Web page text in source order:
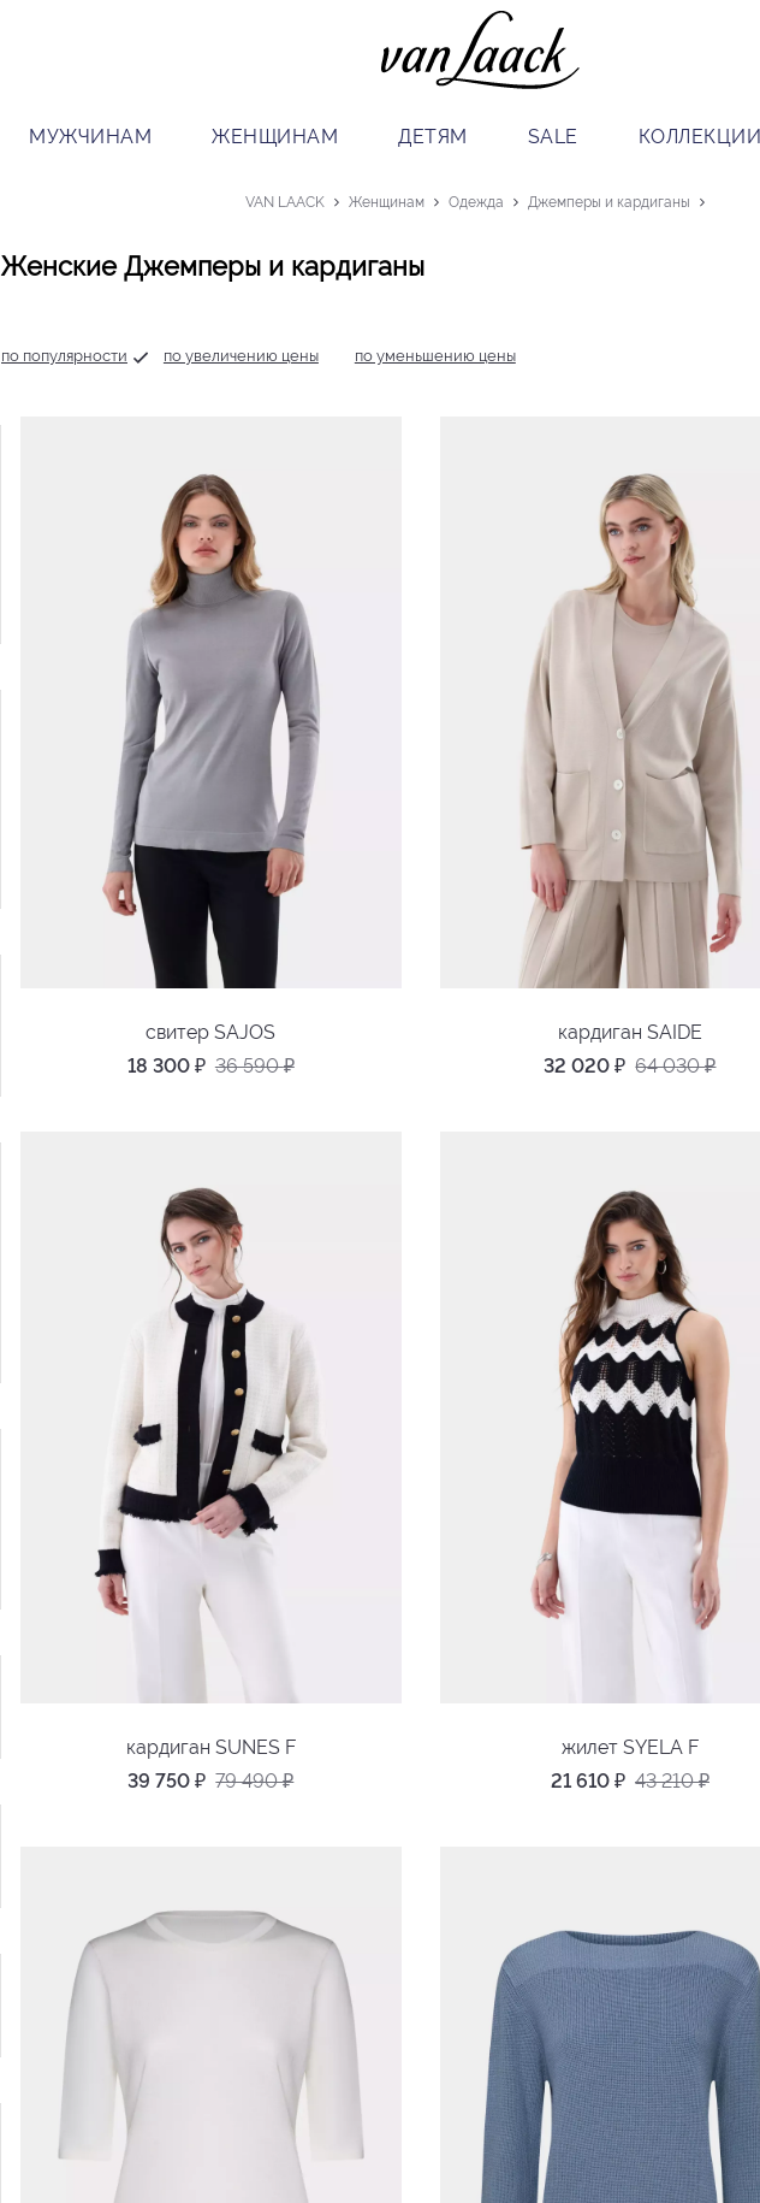
МУЖЧИНАМ ЖЕНЩИНАМ ДЕТЯМ SALE КОЛЛЕКЦИИ
VAN LAACK Женщинам Одежда Джемперы и кардиганы
Женские Джемперы и кардиганы
по популярности по увеличению цены по уменьшению цены
свитер SAJOS
18 300 ₽ 36 590₽
кардиган SAIDE
32 020₽ 64 030₽
кардиган SUNES F
39 750₽ 79 490₽
жилет SYELA F
21 610 ₽ 43 210₽